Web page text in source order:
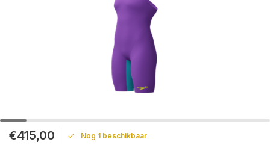
€415,00 Nog 1 beschikbaar